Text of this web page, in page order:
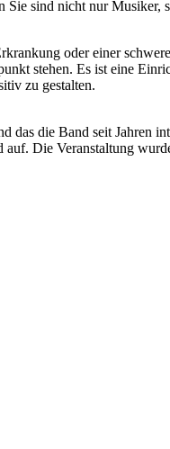
Sie sind nicht nur
oder einer
stehen. Es ist eine
zu gestalten.
die Band seit Jahren
Die Veranstaltung